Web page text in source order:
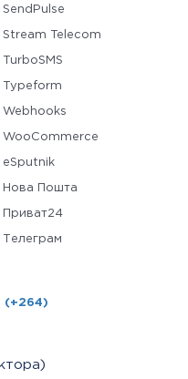
SendPulse
Stream Telecom
TurboSMS
Typeform
Webhooks
WooCommerce
eSputnik
Нова Пошта
Приват24
Телеграм
(+264)